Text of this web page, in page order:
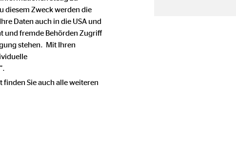
diesem Zweck werden die
Daten auch in die USA und
und fremde Behörden Zugriff
stehen. Mit Ihren
Sie auch alle weiteren